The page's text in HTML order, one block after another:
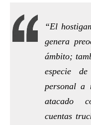
“El
genera
ámbito;
especie
personal a
atacado
cuentas